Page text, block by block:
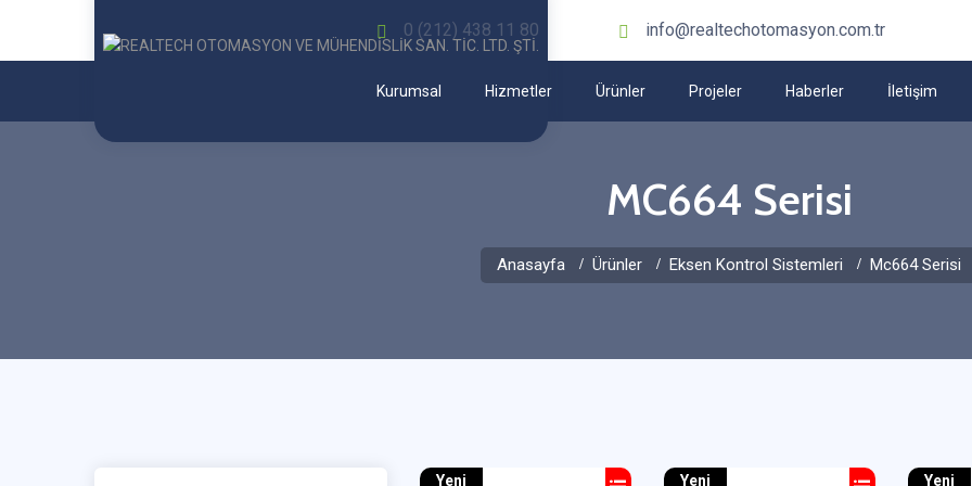
0 (212) 438 11 80 info@realtechotomasyon.com.tr
Kurumsal Hizmetler Ürünler Projeler Haberler İletişim
MC664 Serisi
Anasayfa Ürünler Eksen Kontrol Sistemleri Mc664 Serisi
Yeni Yeni Yeni